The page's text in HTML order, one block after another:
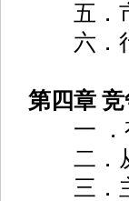
五．市
六．
第四章
一 ．
二．从
三．主